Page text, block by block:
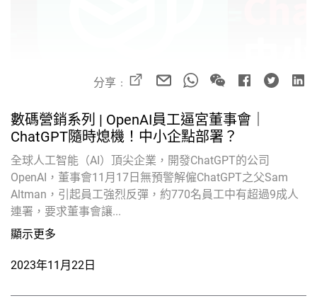
分享﹕
數碼營銷系列 | OpenAI員工逼宮董事會｜
ChatGPT隨時熄機！中小企點部署？
全球人工智能（AI）頂尖企業，開發ChatGPT的公司
OpenAI，董事會11月17日無預警解僱ChatGPT之父Sam
Altman，引起員工強烈反彈，約770名員工中有超過9成人
連署，要求董事會讓...
顯示更多
2023年11月22日